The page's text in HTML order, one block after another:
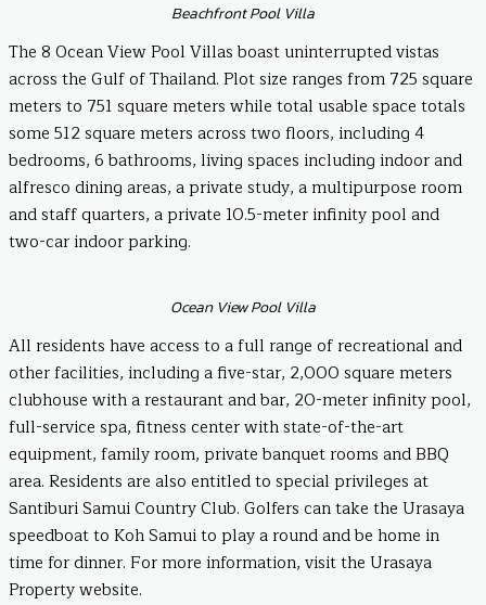
Beachfront Pool Villa
The 8 Ocean View Pool Villas boast uninterrupted vistas
across the Gulf of Thailand. Plot size ranges from 725 square
meters to 751 square meters while total usable space totals
some 512 square meters across two floors, including 4
bedrooms, 6 bathrooms, living spaces including indoor and
alfresco dining areas, a private study, a multipurpose room
and staff quarters, a private 10.5-meter infinity pool and
two-car indoor parking.
Ocean View Pool Villa
All residents have access to a full range of recreational and
other facilities, including a five-star, 2,000 square meters
clubhouse with a restaurant and bar, 20-meter infinity pool,
full-service spa, fitness center with state-of-the-art
equipment, family room, private banquet rooms and BBQ
area. Residents are also entitled to special privileges at
Santiburi Samui Country Club. Golfers can take the Urasaya
speedboat to Koh Samui to play a round and be home in
time for dinner. For more information, visit the Urasaya
Property website.